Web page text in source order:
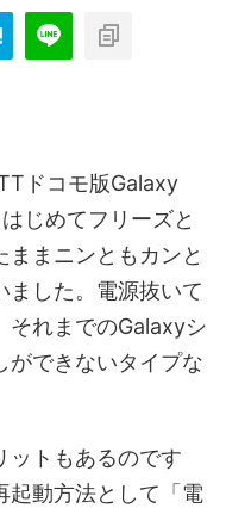
blog/wp-
count-
ドコモ版Galaxy
じめてフリーズと
まニンともカンと
ました。電源抜いて
それまでのGalaxyシ
ができないタイプな
ットもあるのです
起動方法として「電